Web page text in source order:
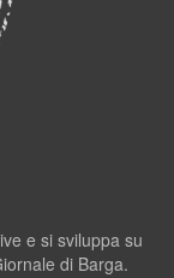
e si sviluppa su
di Barga.